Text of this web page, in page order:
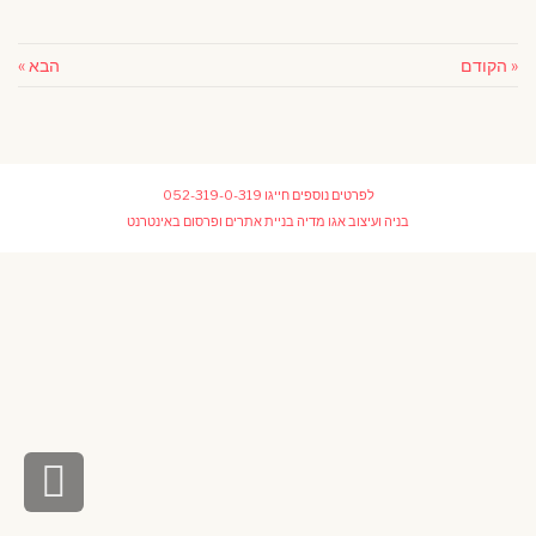
« הקודם הבא »
לפרטים נוספים חייגו 052-319-0-319
בניה ועיצובאגו מדיה בניית אתרים ופרסום באינטרנט